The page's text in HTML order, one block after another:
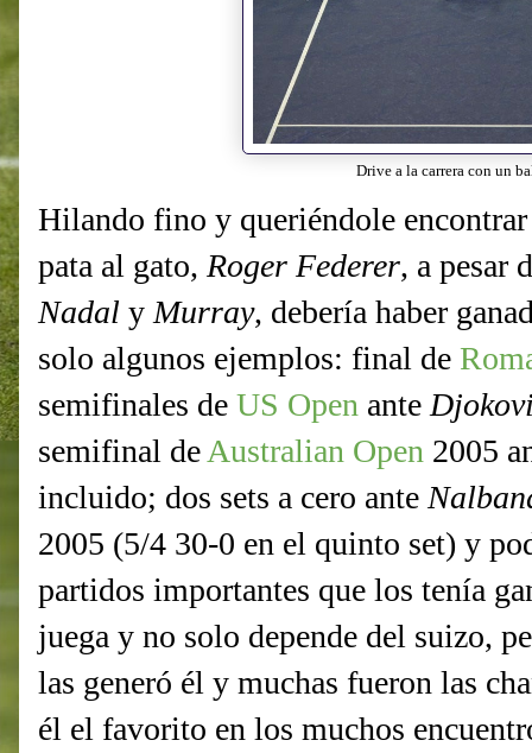
Drive a la carrera con un
Hilando fino y queriéndole
pata al gato, Roger Federer, a pesar
Nadal yMurray, debería haber
solo algunos ejemplos: final de
semifinales de US Open ante
semifinal deAustralian Open 2005
incluido; dos sets a cero ante
2005 (5/4 30-0 en el quinto set) y
partidos importantes que los tenía
juega y no solo depende del suizo,
las generó él y muchas fueron las
él el favorito en los muchos